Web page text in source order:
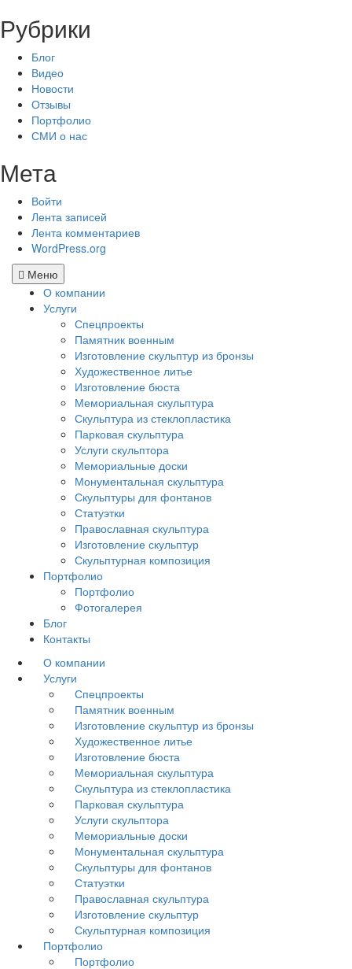
Рубрики
Блог
Видео
Новости
Отзывы
Портфолио
СМИ о нас
Мета
Войти
Лента записей
Лента комментариев
WordPress.org
Меню
О компании
Услуги
Спецпроекты
Памятник военным
Изготовление скульптур из бронзы
Художественное литье
Изготовление бюста
Мемориальная скульптура
Скульптура из стеклопластика
Парковая скульптура
Услуги скульптора
Мемориальные доски
Монументальная скульптура
Скульптуры для фонтанов
Статуэтки
Православная скульптура
Изготовление скульптур
Скульптурная композиция
Портфолио
Портфолио
Фотогалерея
Блог
Контакты
О компании
Услуги
Спецпроекты
Памятник военным
Изготовление скульптур из бронзы
Художественное литье
Изготовление бюста
Мемориальная скульптура
Скульптура из стеклопластика
Парковая скульптура
Услуги скульптора
Мемориальные доски
Монументальная скульптура
Скульптуры для фонтанов
Статуэтки
Православная скульптура
Изготовление скульптур
Скульптурная композиция
Портфолио
Портфолио